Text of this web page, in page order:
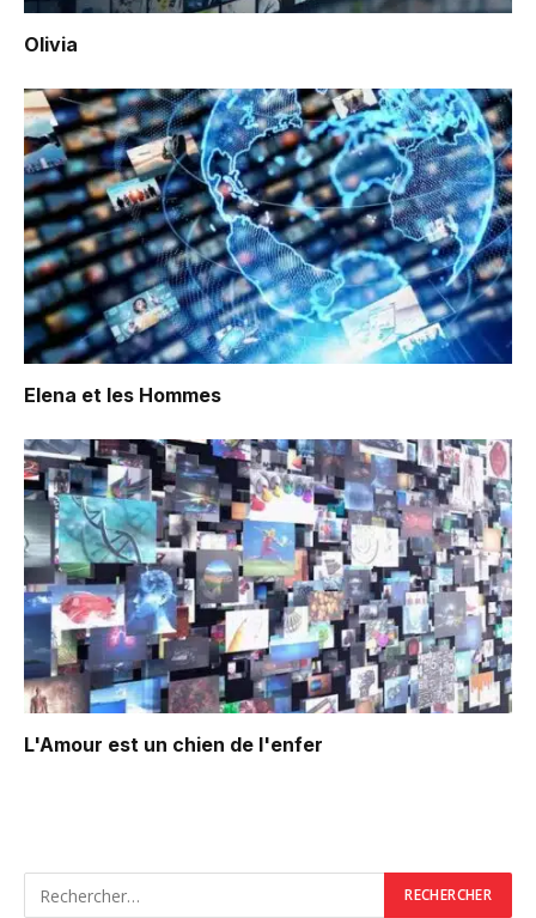
Olivia
Elena et les Hommes
L'Amour est un chien de l'enfer